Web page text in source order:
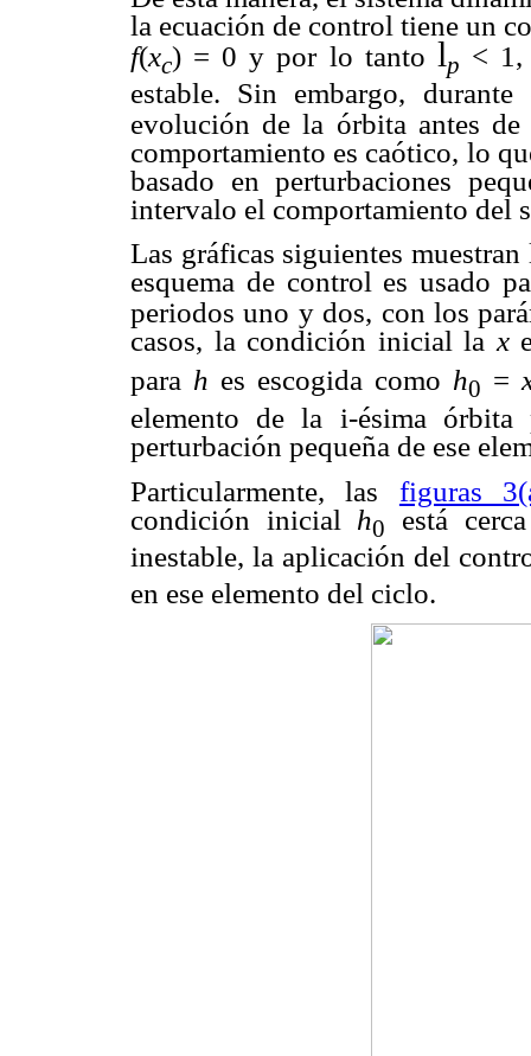
la ecuación de control tiene un
f(xc) = 0 y por lo tanto lp < 1,
estable. Sin embargo,
evolución de la órbita antes
comportamiento es caótico, lo
basado en perturbaciones
intervalo el comportamiento del
Las gráficas siguientes
esquema de control es usado
periodos uno y dos, con los
casos, la condición inicial la x
para h es escogida como h0 =
elemento de la i-ésima
perturbación pequeña de ese
Particularmente, las figuras
condición inicial h0
está
inestable, la aplicación del
en ese elemento del ciclo.